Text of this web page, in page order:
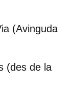
(Avinguda
(des de la